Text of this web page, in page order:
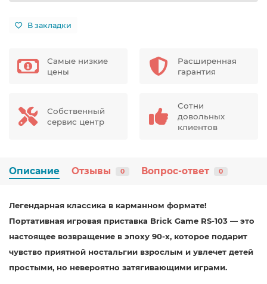
В закладки
Самые низкие
цены
Расширенная
гарантия
Собственный
сервис центр
Сотни
довольных
клиентов
Описание Отзывы 0 Вопрос-ответ 0
Легендарная классика в карманном формате!
Портативная игровая приставка Brick Game RS-103 — это
настоящее возвращение в эпоху 90-х, которое подарит
чувство приятной ностальгии взрослым и увлечет детей
простыми, но невероятно затягивающими играми.